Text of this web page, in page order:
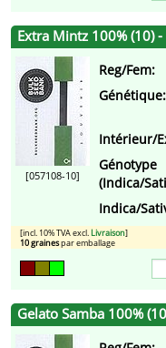
Extra Mintz 100% (10)
[057108-10]
Reg/Fem:
Génétique:
Intérieur/
Génotype
(Indica/
Indica/
[incl. 10% TVA excl. Livraison]
10 grainespar emballage
Gelato Samba 100%